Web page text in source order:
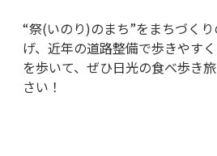
“祭(いのり)のまち”をまちづく
げ、近年の道路整備で歩きやす
を歩いて、ぜひ日光の食べ歩き
さい！